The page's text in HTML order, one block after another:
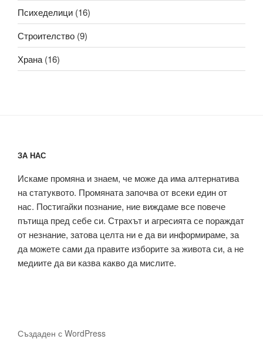
Психеделици (16)
Строителство (9)
Храна (16)
ЗА НАС
Искаме промяна и знаем, че може да има алтернатива
на статуквото. Промяната започва от всеки един от
нас. Постигайки познание, ние виждаме все повече
пътища пред себе си. Страхът и агресията се пораждат
от незнание, затова целта ни е да ви информираме, за
да можете сами да правите изборите за живота си, а не
медиите да ви казва какво да мислите.
Създаден с WordPress